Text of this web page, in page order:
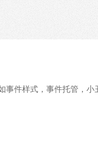
事件样式，事件托管，小